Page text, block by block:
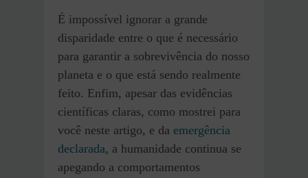
É impossível ignorar a grande
disparidade entre o que é necessário
para garantir a sobrevivência do nosso
planeta e o que está sendo realmente
feito. Enfim, apesar das evidências
científicas claras, como mostrei para
você neste artigo, e da emergência
declarada, a humanidade continua se
apegando a comportamentos